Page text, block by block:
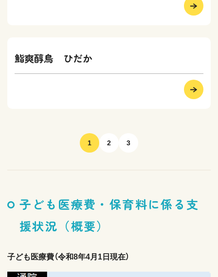
鮨爽醇鳥 ひだか
1 2 3
子ども医療費・保育料に係る支
援状況（概要）
子ども医療費（令和8年4月1日現在）